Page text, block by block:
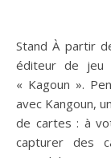
Stand À partir de la seconde GEEKOVIZ Geekoviz est un
éditeur de jeu
« Kagoun ».
avec Kangoun,
de cartes : à
capturer des